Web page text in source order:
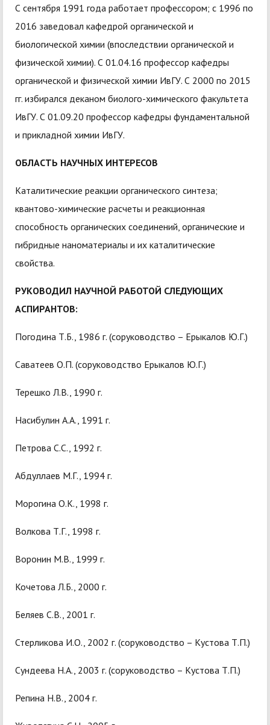
С сентября 1991 года работает профессором; с 1996 по
2016 заведовал кафедрой органической и
биологической химии (впоследствии органической и
физической химии). С 01.04.16 профессор кафедры
органической и физической химии ИвГУ. С 2000 по 2015
гг. избирался деканом биолого-химического факультета
ИвГУ. С 01.09.20 профессор кафедры фундаментальной
и прикладной химии ИвГУ.
ОБЛАСТЬ НАУЧНЫХ ИНТЕРЕСОВ
Каталитические реакции органического синтеза;
квантово-химические расчеты и реакционная
способность органических соединений, органические и
гибридные наноматериалы и их каталитические
свойства.
РУКОВОДИЛ НАУЧНОЙ РАБОТОЙ СЛЕДУЮЩИХ
АСПИРАНТОВ:
Погодина Т.Б., 1986 г. (соруководство – Ерыкалов Ю.Г.)
Саватеев О.П. (соруководство Ерыкалов Ю.Г.)
Терешко Л.В., 1990 г.
Насибулин А.А., 1991 г.
Петрова С.С., 1992 г.
Абдуллаев М.Г., 1994 г.
Морогина О.К., 1998 г.
Волкова Т.Г., 1998 г.
Воронин М.В., 1999 г.
Кочетова Л.Б., 2000 г.
Беляев С.В., 2001 г.
Стерликова И.О., 2002 г. (соруководство – Кустова Т.П.)
Сундеева Н.А., 2003 г. (соруководство – Кустова Т.П.)
Репина Н.В., 2004 г.